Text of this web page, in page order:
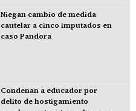
Niegan cambio de medida
cautelar a cinco imputados en
caso Pandora
Condenan a educador por
delito de hostigamiento